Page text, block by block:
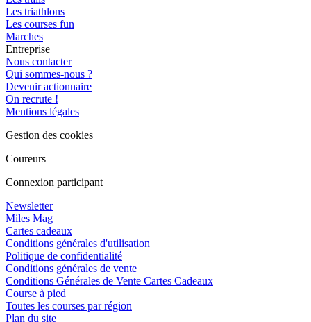
Les triathlons
Les courses fun
Marches
Entreprise
Nous contacter
Qui sommes-nous ?
Devenir actionnaire
On recrute !
Mentions légales
Gestion des cookies
Coureurs
Connexion participant
Newsletter
Miles Mag
Cartes cadeaux
Conditions générales d'utilisation
Politique de confidentialité
Conditions générales de vente
Conditions Générales de Vente Cartes Cadeaux
Course à pied
Toutes les courses par région
Plan du site